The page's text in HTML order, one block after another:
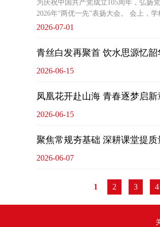
为庆祝中国共产党成立105周年，弘扬
2026年“两优一先”表扬大会。 会上，学
2026-07-01
青丝白发再聚首 饮水思源忆
2026-06-15
凤凰花开赴山海 青春逐梦启
2026-06-15
聚焦常规夯基础 深耕课堂提
2026-06-07
1 2 3 4